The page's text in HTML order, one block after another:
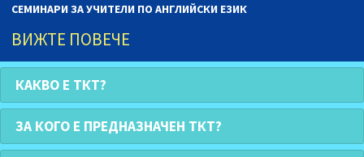
СЕМИНАРИ ЗА УЧИТЕЛИ ПО АНГЛИЙСКИ ЕЗИК
ВИЖТЕ ПОВЕЧЕ
КАКВО Е ТКТ?
ЗА КОГО Е ПРЕДНАЗНАЧЕН ТКТ?